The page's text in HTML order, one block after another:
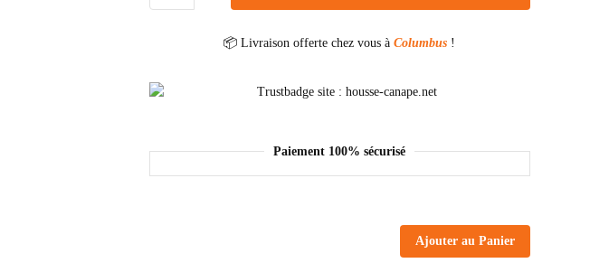
📦 Livraison offerte chez vous àColumbus !
Paiement 100% sécurisé
Ajouter au Panier